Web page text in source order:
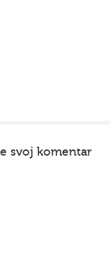
svoj komentar